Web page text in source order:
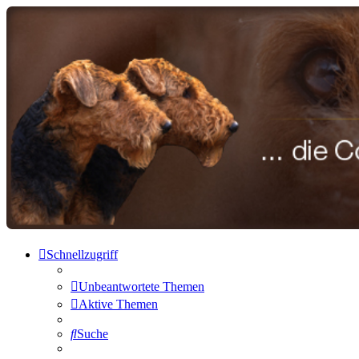
Zum Inhalt
Schnellzugriff
Unbeantwortete Themen
Aktive Themen
Suche